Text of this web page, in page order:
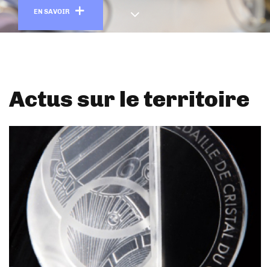
En savoir plus
EN SAVOIR
Actus sur le territoire